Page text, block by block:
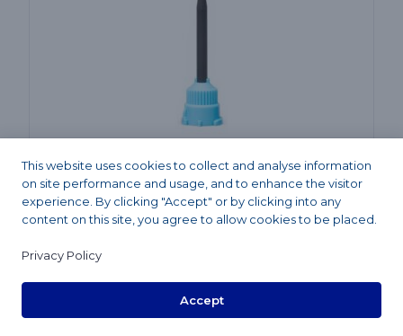
Embouts
Voir le produit
This website uses cookies to collect and analyse information
on site performance and usage, and to enhance the visitor
experience. By clicking "Accept" or by clicking into any
content on this site, you agree to allow cookies to be placed.
Privacy Policy
Accept